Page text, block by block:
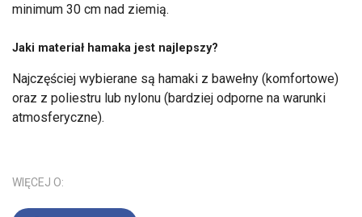
minimum 30 cm nad ziemią.
Jaki materiał hamaka jest najlepszy?
Najczęściej wybierane są hamaki z bawełny (komfortowe)
oraz z poliestru lub nylonu (bardziej odporne na warunki
atmosferyczne).
WIĘCEJ O: